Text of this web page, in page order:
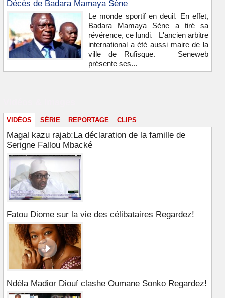
Décès de Badara Mamaya Sène
Le monde sportif en deuil. En effet,
Badara Mamaya Sène a tiré sa
révérence, ce lundi. L'ancien arbitre
international a été aussi maire de la
ville de Rufisque. Seneweb
présente ses...
VIDÉOS SÉRIE REPORTAGE CLIPS
Magal kazu rajab:La déclaration de la famille de
Serigne Fallou Mbacké
Fatou Diome sur la vie des célibataires Regardez!
Ndéla Madior Diouf clashe Oumane Sonko Regardez!